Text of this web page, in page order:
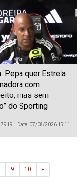
Pepa quer Estrela
com
mas sem
do Sporting
Date: 07/08/2026 15:11
9 10 »Next